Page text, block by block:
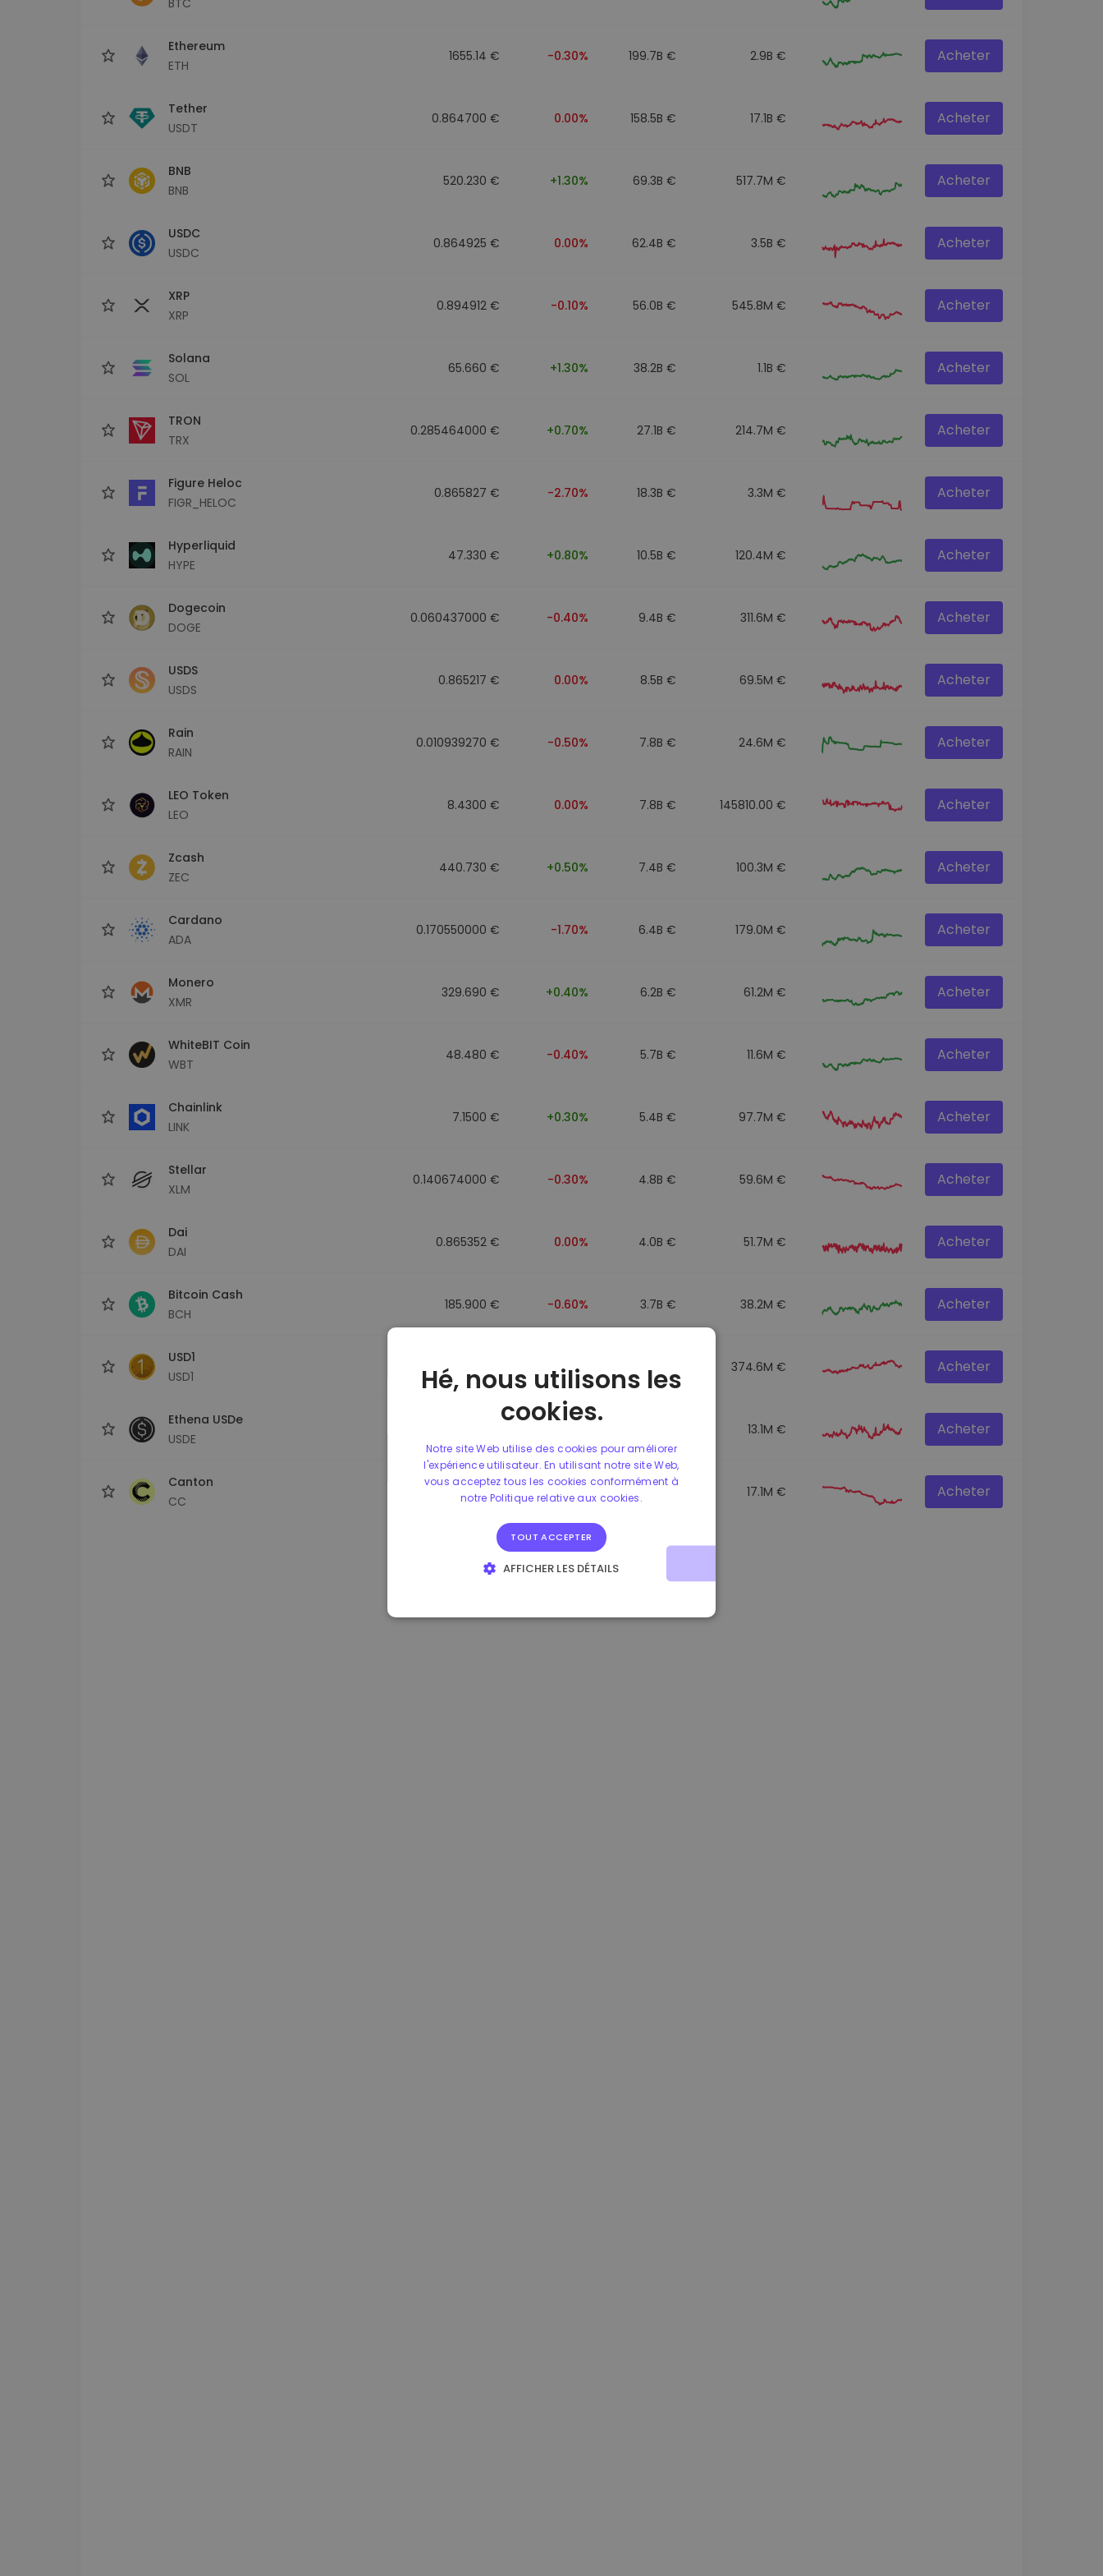
Ethereum
ETH
1655.14 € -0.30% 199.7B € 2.9B € Acheter
Tether
USDT
0.864700 € 0.00% 158.5B € 17.1B € Acheter
BNB
BNB
520.230 € +1.30% 69.3B € 517.7M € Acheter
USDC
USDC
0.864925 € 0.00% 62.4B € 3.5B € Acheter
XRP
XRP
0.894912 € -0.10% 56.0B € 545.8M € Acheter
Solana
SOL
65.660 € +1.30% 38.2B € 1.1B € Acheter
TRON
TRX
0.285464000 € +0.70% 27.1B € 214.7M € Acheter
Figure Heloc
FIGR_HELOC
0.865827 € -2.70% 18.3B € 3.3M € Acheter
Hyperliquid
HYPE
47.330 € +0.80% 10.5B € 120.4M € Acheter
Dogecoin
DOGE
0.060437000 € -0.40% 9.4B € 311.6M € Acheter
USDS
USDS
0.865217 € 0.00% 8.5B € 69.5M € Acheter
Rain
RAIN
0.010939270 € -0.50% 7.8B € 24.6M € Acheter
LEO Token
LEO
8.4300 € 0.00% 7.8B € 145810.00 € Acheter
Zcash
ZEC
440.730 € +0.50% 7.4B € 100.3M € Acheter
Cardano
ADA
0.170550000 € -1.70% 6.4B € 179.0M € Acheter
Monero
XMR
329.690 € +0.40% 6.2B € 61.2M € Acheter
WhiteBIT Coin
WBT
48.480 € -0.40% 5.7B € 11.6M € Acheter
Chainlink
LINK
7.1500 € +0.30% 5.4B € 97.7M € Acheter
Stellar
XLM
0.140674000 € -0.30% 4.8B € 59.6M € Acheter
Dai
DAI
0.865352 € 0.00% 4.0B € 51.7M € Acheter
Bitcoin Cash
BCH
185.900 € -0.60% 3.7B € 38.2M € Acheter
USD1
USD1
0.864784 € 0.00% 3.5B € 374.6M € Acheter
Ethena USDe
USDE
13.1M € Acheter
Canton
CC
0.083269000 € +4.90% 17.1M € Acheter
Hé, nous utilisons les
cookies.
Notre site Web utilise des cookies pour améliorer
l'expérience utilisateur. En utilisant notre site Web,
vous acceptez tous les cookies conformément à
notre Politique relative aux cookies.
TOUT ACCEPTER
AFFICHER LES DÉTAILS